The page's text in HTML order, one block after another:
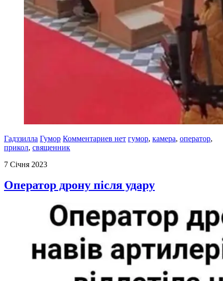
Гадззилла Гумор Комментариев нет гумор, камера, оператор,
прикол, священник
7 Січня 2023
Оператор дрону після удару